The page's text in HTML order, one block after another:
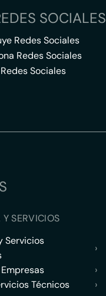
SOCIALES
Redes Sociales
Redes Sociales
Sociales
Y SERVICIOS
Servicios
›
›
Técnicos
›